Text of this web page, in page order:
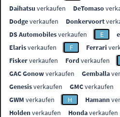
Daihatsu verkaufen DeTomaso
Dodgeverkaufen Donkervoort
DS Automobilesverkaufen E
Elarisverkaufen F Ferrari
Fiskerverkaufen Fordverkaufen
GAC Gonowverkaufen Gemballa
Genesisverkaufen GMCverkaufen
GWM verkaufen H Hamann
Holdenverkaufen Hondaverkaufen